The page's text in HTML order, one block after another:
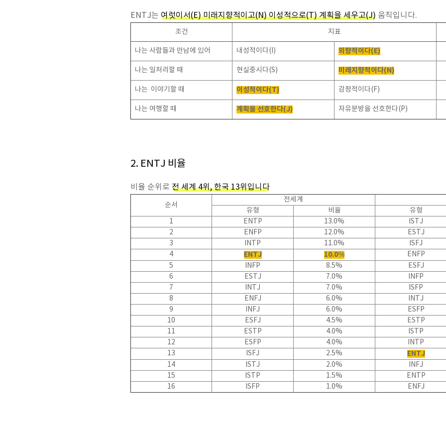
ENTJ는 여럿이서(E) 미래지향적이고(N) 이성적으로(T) 계획을 세우고(J) 움직입니다.
조건 지표
나는 사람들과 만남에 있어 내성적이다(I) 외향적이다(E)
나는 일처리할 때 현실중시다(S) 미래지향적이다(N)
나는 이야기할 때 이성적이다(T) 감정적이다(F)
나는 여행할 때 계획을 선호한다(J) 자유분방을 선호한다(P)
2. ENTJ 비율
비율 순위로 전 세계 4위, 한국 13위입니다
순서
전세계
유형
비율 유형
1
ENTP 13.0% ISTJ
2
ENFP 12.0% ESTJ
3
INTP 11.0% ISFJ
4
ENTJ 10.0% ENFP
5
INFP 8.5% ESFJ
6
ESTJ 7.0% INFP
7
INTJ 7.0% ISFP
8
ENFJ 6.0% INTJ
9
INFJ 6.0% ESFP
10
ESFJ 4.5% ESTP
11
ESTP 4.0% ISTP
12
ESFP 4.0% INTP
13
ISFJ 2.5% ENTJ
14 ISTJ 2.0% INFJ
15
ISTP 1.5% ENTP
16
ISFP 1.0% ENFJ